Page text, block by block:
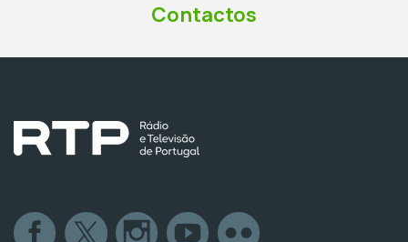
Contactos